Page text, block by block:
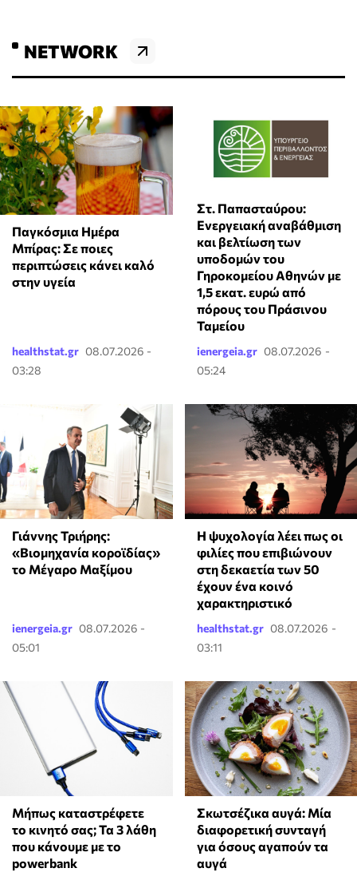
NETWORK
Παγκόσμια Ημέρα
Μπίρας: Σε ποιες
περιπτώσεις κάνει καλό
στην υγεία
healthstat.gr 08.07.2026 -
03:28
Στ. Παπασταύρου:
Ενεργειακή αναβάθμιση
και βελτίωση των
υποδομών του
Γηροκομείου Αθηνών με
1,5 εκατ. ευρώ από
πόρους του Πράσινου
Ταμείου
ienergeia.gr 08.07.2026 -
05:24
Γιάννης Τριήρης:
«Βιομηχανία κοροϊδίας»
το Μέγαρο Μαξίμου
ienergeia.gr 08.07.2026 -
05:01
⁠Η ψυχολογία λέει πως οι
φιλίες που επιβιώνουν
στη δεκαετία των 50
έχουν ένα κοινό
χαρακτηριστικό
healthstat.gr 08.07.2026 -
03:11
Μήπως καταστρέφετε
το κινητό σας; Τα 3 λάθη
που κάνουμε με το
powerbank
Σκωτσέζικα αυγά: Μία
διαφορετική συνταγή
για όσους αγαπούν τα
αυγά